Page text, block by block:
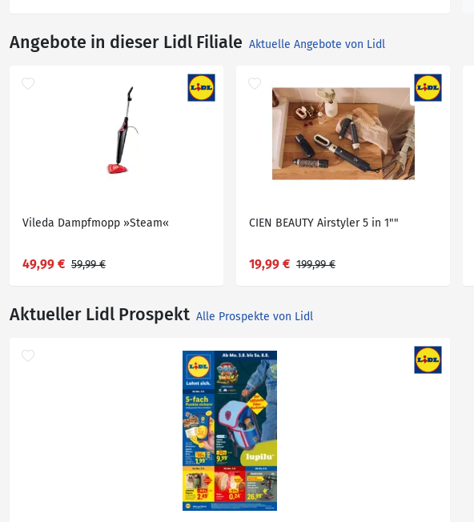
Angebote in dieser Lidl Filiale Aktuelle Angebote von Lidl
Vileda Dampfmopp »Steam«
49,99 € 59,99 €
CIEN BEAUTY Airstyler 5 in 1""
19,99 € 199,99 €
Aktueller Lidl Prospekt Alle Prospekte von Lidl